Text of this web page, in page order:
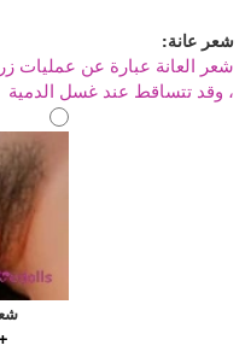
شعر عانة:
شعر العانة عبارة عن عمليات
، وقد تتساقط عند غسل الدمية